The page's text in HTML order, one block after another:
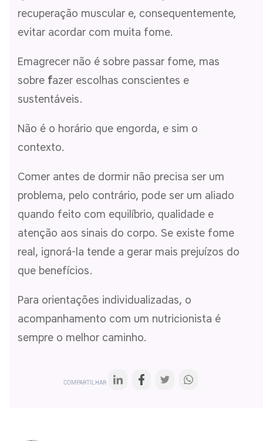
recuperação muscular e, consequentemente,
evitar acordar com muita fome.
Emagrecer não é sobre passar fome, mas
sobre fazer escolhas conscientes e
sustentáveis.
Não é o horário que engorda, e sim o
contexto.
Comer antes de dormir não precisa ser um
problema, pelo contrário, pode ser um aliado
quando feito com equilíbrio, qualidade e
atenção aos sinais do corpo. Se existe fome
real, ignorá-la tende a gerar mais prejuízos do
que benefícios.
Para orientações individualizadas, o
acompanhamento com um nutricionista é
sempre o melhor caminho.
COMPARTILHAR